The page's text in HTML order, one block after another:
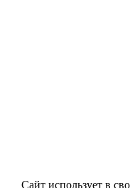
Сайт использует в